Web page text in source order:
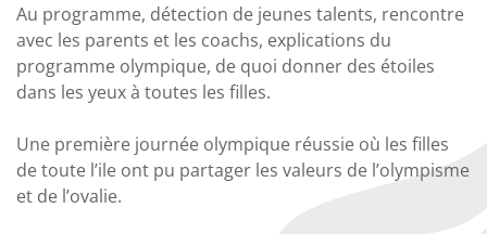
Au programme, détection de jeunes talents, rencontre
avec les parents et les coachs, explications du
programme olympique, de quoi donner des étoiles
dans les yeux à toutes les filles.
Une première journée olympique réussie où les filles
de toute l’ile ont pu partager les valeurs de l’olympisme
et de l’ovalie.